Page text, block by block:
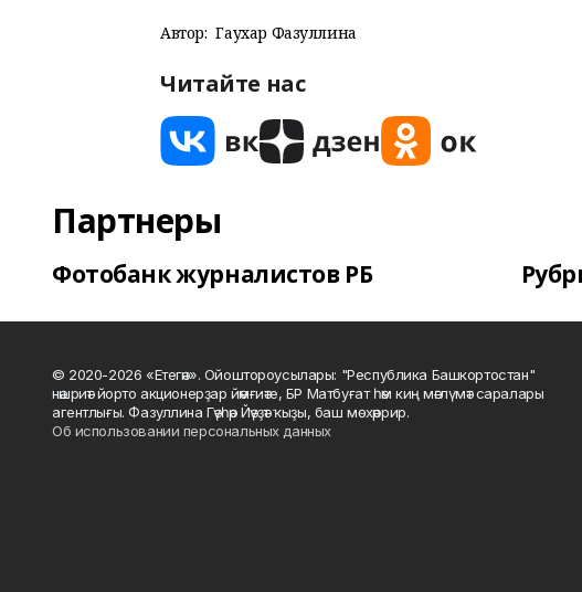
Автор: Гаухар Фазуллина
Читайте нас
Партнеры
Фотобанк журналистов РБ
© 2020-2026 «Етегән». Ойоштороусылары: "Республика Башкортостан"
нәшриәт йорто акционерҙар йәмғиәте, БР Матбуғат һәм киң мәғлүмәт саралары
агентлығы. Фазуллина Гәүһәр Йәүҙәт ҡыҙы, баш мөхәррир.
Об использовании персональных данных